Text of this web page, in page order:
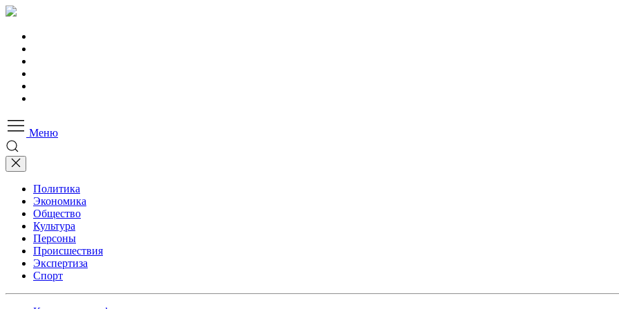
Меню
Политика
Экономика
Общество
Культура
Персоны
Происшествия
Экспертиза
Спорт